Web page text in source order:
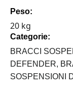
RINFORZATI
CORREZIONE
4°
LAND
ROVER
quantità
Peso:
20 kg
Categorie:
BRACCI
DEFENDER,
SOSPENSIONI